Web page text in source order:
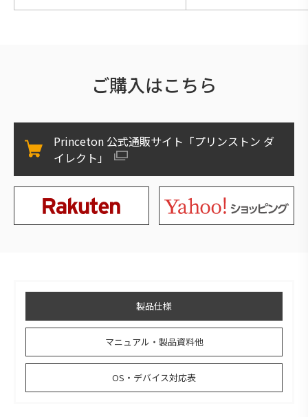
ご購入はこちら
Princeton 公式通販サイト「プリンストン ダ
イレクト」
製品仕様
マニュアル・製品資料他
OS・デバイス対応表